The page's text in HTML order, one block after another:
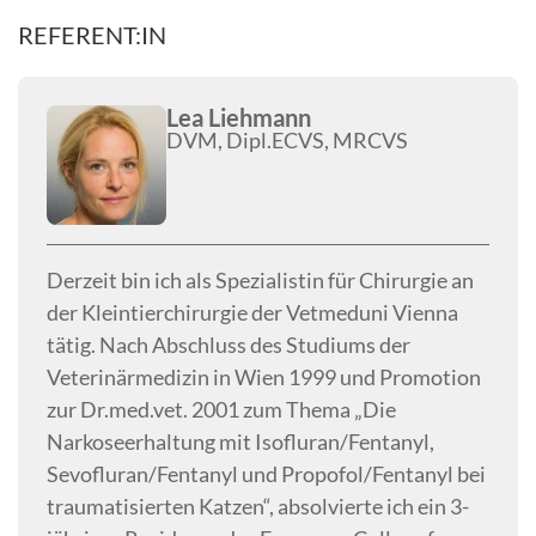
REFERENT:IN
Lea Liehmann
DVM, Dipl.ECVS, MRCVS
Derzeit bin ich als Spezialistin für Chirurgie an
der Kleintierchirurgie der Vetmeduni Vienna
tätig. Nach Abschluss des Studiums der
Veterinärmedizin in Wien 1999 und Promotion
zur Dr.med.vet. 2001 zum Thema „Die
Narkoseerhaltung mit Isofluran/Fentanyl,
Sevofluran/Fentanyl und Propofol/Fentanyl bei
traumatisierten Katzen“, absolvierte ich ein 3-